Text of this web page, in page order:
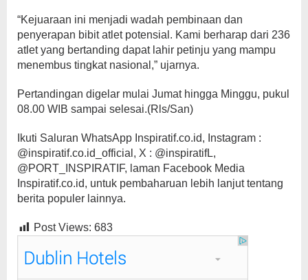
“Kejuaraan ini menjadi wadah pembinaan dan
penyerapan bibit atlet potensial. Kami berharap dari 236
atlet yang bertanding dapat lahir petinju yang mampu
menembus tingkat nasional,” ujarnya.
Pertandingan digelar mulai Jumat hingga Minggu, pukul
08.00 WIB sampai selesai.(Rls/San)
Ikuti Saluran WhatsApp Inspiratif.co.id, Instagram :
@inspiratif.co.id_official, X : @inspiratifL,
@PORT_INSPIRATIF, laman Facebook Media
Inspiratif.co.id, untuk pembaharuan lebih lanjut tentang
berita populer lainnya.
Post Views: 683